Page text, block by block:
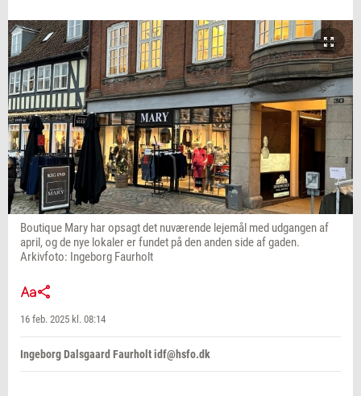
Boutique Mary har opsagt det nuværende lejemål med udgangen af
april, og de nye lokaler er fundet på den anden side af gaden.
Arkivfoto: Ingeborg Faurholt
16 feb. 2025 kl. 08:14
Ingeborg Dalsgaard Faurholt idf@hsfo.dk